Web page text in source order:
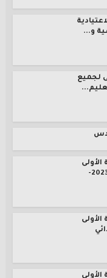
و...
لجميع
المستوى الخامس 2023-